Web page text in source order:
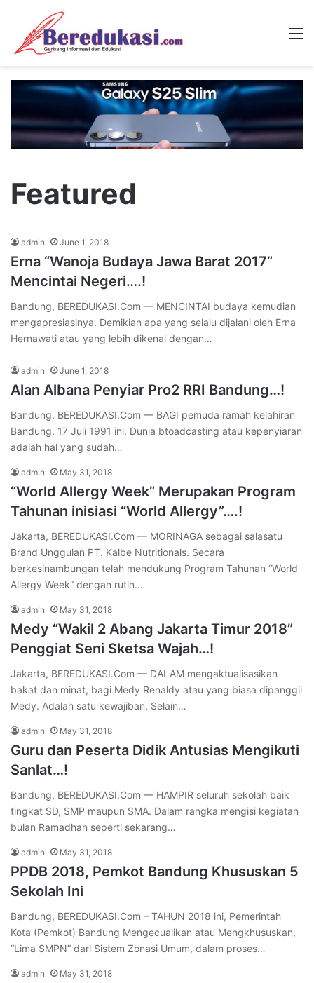
Featured
admin June 1, 2018
Erna “Wanoja Budaya Jawa Barat 2017”
Mencintai Negeri….!
Bandung, BEREDUKASI.Com — MENCINTAI budaya kemudian
mengapresiasinya. Demikian apa yang selalu dijalani oleh Erna
Hernawati atau yang lebih dikenal dengan…
admin June 1, 2018
Alan Albana Penyiar Pro2 RRI Bandung…!
Bandung, BEREDUKASI.Com — BAGI pemuda ramah kelahiran
Bandung, 17 Juli 1991 ini. Dunia btoadcasting atau kepenyiaran
adalah hal yang sudah…
admin May 31, 2018
“World Allergy Week” Merupakan Program
Tahunan inisiasi “World Allergy”….!
Jakarta, BEREDUKASI.Com — MORINAGA sebagai salasatu
Brand Unggulan PT. Kalbe Nutritionals. Secara
berkesinambungan telah mendukung Program Tahunan “World
Allergy Week” dengan rutin…
admin May 31, 2018
Medy “Wakil 2 Abang Jakarta Timur 2018”
Penggiat Seni Sketsa Wajah…!
Jakarta, BEREDUKASI.Com — DALAM mengaktualisasikan
bakat dan minat, bagi Medy Renaldy atau yang biasa dipanggil
Medy. Adalah satu kewajiban. Selain…
admin May 31, 2018
Guru dan Peserta Didik Antusias Mengikuti
Sanlat…!
Bandung, BEREDUKASI.Com — HAMPIR seluruh sekolah baik
tingkat SD, SMP maupun SMA. Dalam rangka mengisi kegiatan
bulan Ramadhan seperti sekarang…
admin May 31, 2018
PPDB 2018, Pemkot Bandung Khususkan 5
Sekolah Ini
Bandung, BEREDUKASI.Com – TAHUN 2018 ini, Pemerintah
Kota (Pemkot) Bandung Mengecualikan atau Mengkhususkan,
“Lima SMPN” dari Sistem Zonasi Umum, dalam proses…
admin May 31, 2018